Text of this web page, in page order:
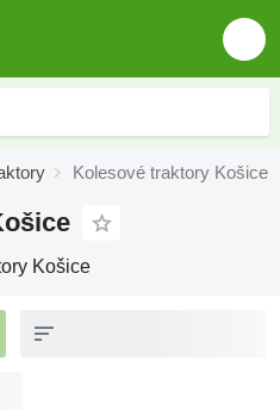
Kolesové traktory Košice
Košice